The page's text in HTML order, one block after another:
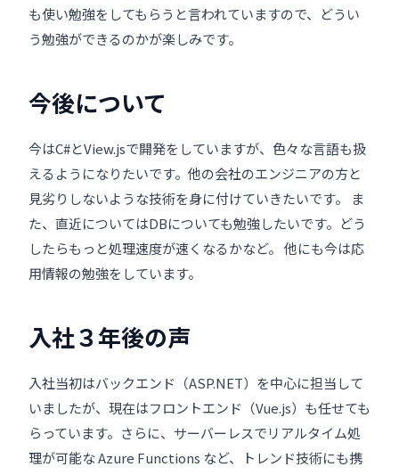
も使い勉強をしてもらうと言われていますので、どうい
う勉強ができるのかが楽しみです。
今後について
今はC#とView.jsで開発をしていますが、色々な言語も扱
えるようになりたいです。他の会社のエンジニアの方と
見劣りしないような技術を身に付けていきたいです。 ま
た、直近についてはDBについても勉強したいです。どう
したらもっと処理速度が速くなるかなど。 他にも今は応
用情報の勉強をしています。
入社３年後の声
入社当初はバックエンド（ASP.NET）を中心に担当して
いましたが、現在はフロントエンド（Vue.js）も任せても
らっています。さらに、サーバーレスでリアルタイム処
理が可能な Azure Functions など、トレンド技術にも携